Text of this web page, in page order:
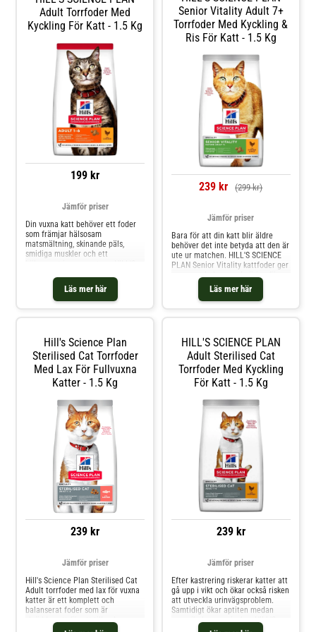
kattfoder gjort med ingredienser
av hög kvalitet som tillhandahåller
E-vitamin och omega-6-fettsyror
Eftersom detta premiumfoder är
fullt av högkvalitativt protein
hjälper det även din vuxna katt att
bibehålla smidiga muskler.
Dessutom har detta foder för
vuxna katter foderbitar som ger
din katt nödvändigt taurin och
balanserade mineraler för att
främja hjärthälsa och funktionen i
urinblåsan och njurarna.
Adult Torrfoder Med
Kyckling För Katt - 1.5 Kg
199 kr
Läs mer här
Jämför priser
Din vuxna katt behöver ett foder
som främjar hälsosam
matsmältning, skinande päls,
smidiga muskler och ett
katt är gjord med lättsmälta
ingredienser av hög kvalitet och
är noga sammansatt för att
kattfoder gjort med ingredienser
av hög kvalitet som tillhandahåller
E-vitamin och omega-6-fettsyror
för att ge näring till din katts hud.
Eftersom detta premiumfoder är
hjälper det även din vuxna katt att
bibehålla smidiga muskler.
Dessutom har detta kattfoder för
vuxna katter foderbitar som ger
din katt nödvändig taurin och
balanserade mineraler för att
främja hjärthälsa och funktionen i
urinblåsan och njurarna.
Senior Vitality Adult 7+
Torrfoder Med Kyckling &
Ris För Katt - 1.5 Kg
239 kr (299 kr)
Läs mer här
Jämför priser
Bara för att din katt blir äldre
behöver det inte betyda att den är
ute ur matchen. HILL'S SCIENCE
PLAN Senior Vitality kattfoder ger
noggrant balanserad näring för
att motverka tecknen på åldrande
hos äldre vuxna katter +7 år
gamla. Detta kattfoder tillverkat
din äldre katts hjärnfunktion,
energi, interaktion och allmän
kattvitalitet. Den lättsmälta
sammansättningen är snäll för en
äldre katts mage, medan omega-6
näring till din äldre katts hud och
ge en hälsosam skinande päls.
Hill's Science Plan
Sterilised Cat Torrfoder
Med Lax För Fullvuxna
Katter - 1.5 Kg
239 kr
Jämför priser
Hill's Science Plan Sterilised Cat
Adult torrfoder med lax för vuxna
katter är ett komplett och
balanserat foder som är
behoven hos kastrerade katter.
HILL'S SCIENCE PLAN
Adult Sterilised Cat
Torrfoder Med Kyckling
För Katt - 1.5 Kg
239 kr
Jämför priser
Efter kastrering riskerar katter att
gå upp i vikt och ökar också risken
att utveckla urinvägsproblem.
Samtidigt ökar aptiten medan
SCIENCE PLAN Sterilised Cat